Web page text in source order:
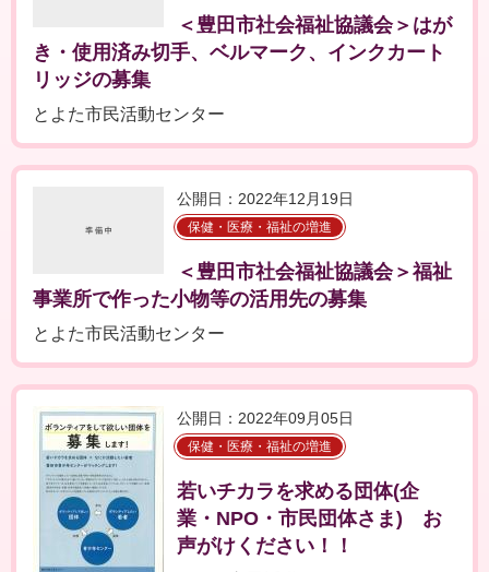
＜豊田市社会福祉協議会＞はが
き・使用済み切手、ベルマーク、インクカート
リッジの募集
とよた市民活動センター
公開日：2022年12月19日
保健・医療・福祉の増進
＜豊田市社会福祉協議会＞福祉
事業所で作った小物等の活用先の募集
とよた市民活動センター
公開日：2022年09月05日
保健・医療・福祉の増進
若いチカラを求める団体(企
業・NPO・市民団体さま) お
声がけください！！